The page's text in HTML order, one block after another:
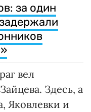
за один
вел
Здесь, а
Яковлевки и